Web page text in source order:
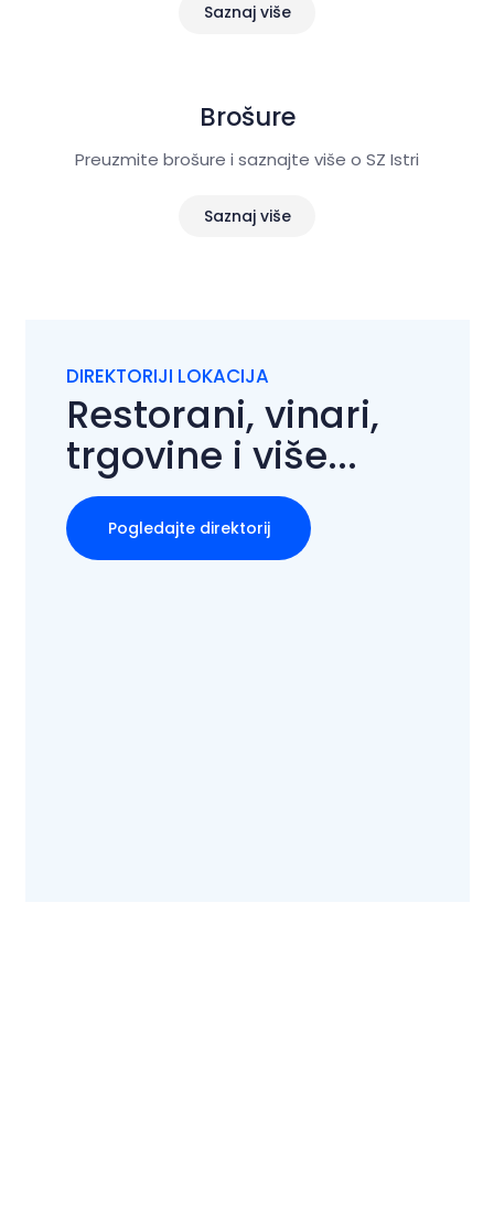
Saznaj više
Brošure
Preuzmite brošure i saznajte više o SZ Istri
Saznaj više
DIREKTORIJI LOKACIJA
Restorani, vinari,
trgovine i više...
Pogledajte direktorij